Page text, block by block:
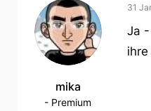
mika
- Premium
31
Ja